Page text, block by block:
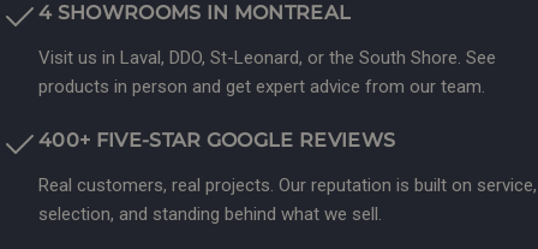
4 SHOWROOMS IN MONTREAL
Visit us in Laval, DDO, St-Leonard, or the South Shore. See
products in person and get expert advice from our team.
400+ FIVE-STAR GOOGLE REVIEWS
Real customers, real projects. Our reputation is built on service,
selection, and standing behind what we sell.